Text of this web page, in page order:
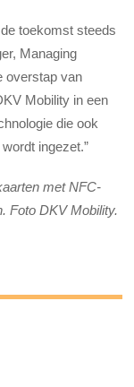
toekomst steeds
Managing
overstap van
Mobility in een
die ook
ingezet.”
met NFC-
Foto DKV Mobility.